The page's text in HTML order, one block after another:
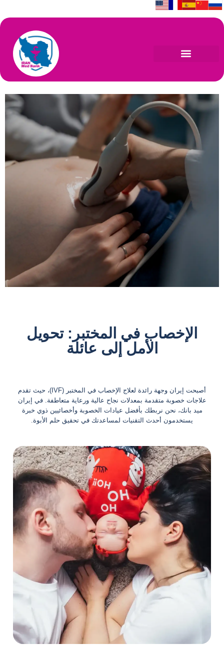
الإخصاب في المختبر: تحويل
الأمل إلى عائلة
أصبحت إيران وجهة رائدة لعلاج الإخصاب في المختبر (IVF)، حيث تقدم
علاجات خصوبة متقدمة بمعدلات نجاح عالية ورعاية متعاطفة. في إيران
ميد بانك، نحن نربطك بأفضل عيادات الخصوبة وأخصائيين ذوي خبرة
يستخدمون أحدث التقنيات لمساعدتك في تحقيق حلم الأبوة.